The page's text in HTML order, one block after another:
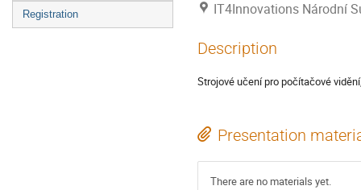
Registration
IT4Innovations Národní
Description
Strojové učení pro počítačové
Presentation
There are no materials yet.